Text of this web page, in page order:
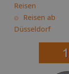
Reisen
Reisen ab
Düsseldorf